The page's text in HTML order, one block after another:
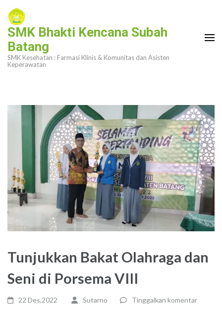
Lompat
konten
(Tekan
Enter)
SMK Bhakti Kencana Subah
Batang
SMK Kesehatan : Farmasi Klinis & Komunitas dan Asisten
Keperawatan
Tunjukkan Bakat Olahraga dan
Seni di Porsema VIII
22 Des,2022 Sutarno Tinggalkan komentar